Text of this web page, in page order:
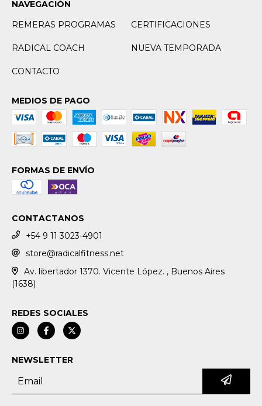
NAVEGACIÓN
REMERAS PROGRAMAS
CERTIFICACIONES
RADICAL COACH NUEVA TEMPORADA
CONTACTO
MEDIOS DE PAGO
FORMAS DE ENVÍO
CONTACTANOS
+54 9 11 3023-4901
store@radicalfitness.net
Av. libertador 1370. Vicente López. , Buenos Aires
(1638)
REDES SOCIALES
NEWSLETTER